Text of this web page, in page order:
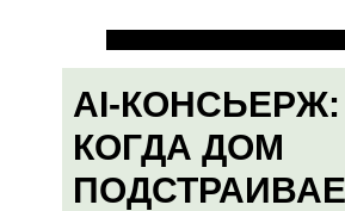
AI-КОНСЬЕРЖ:
КОГДА ДОМ